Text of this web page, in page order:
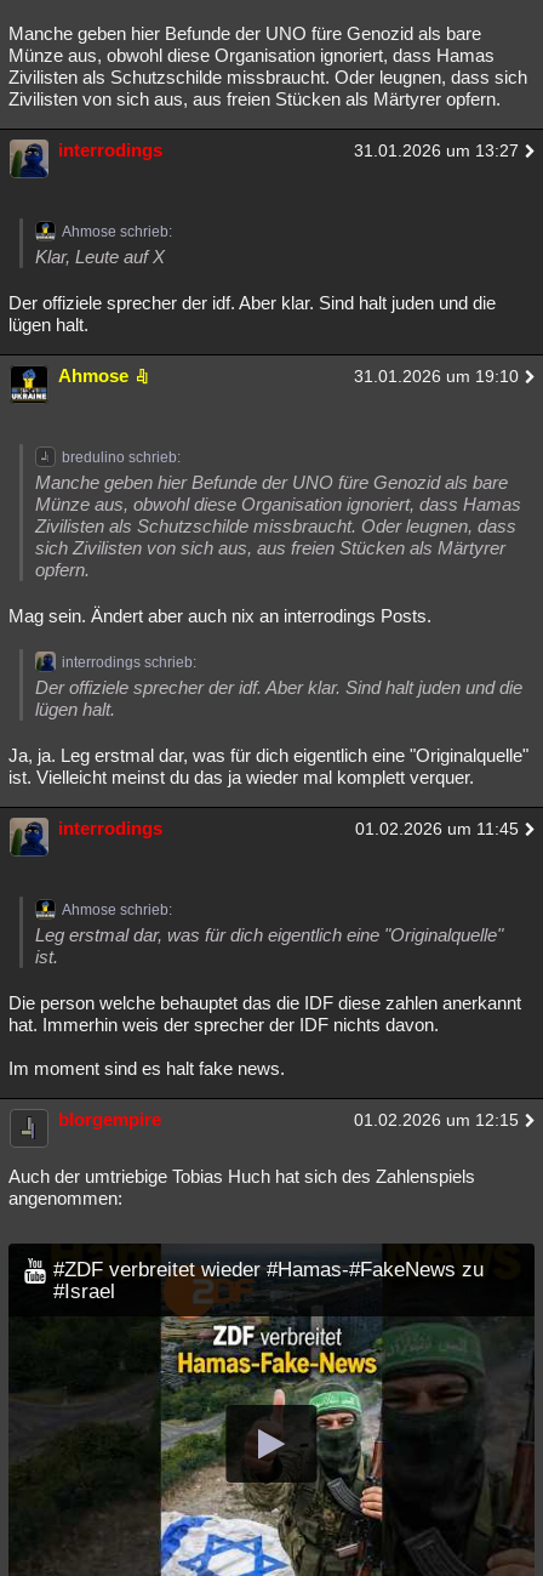
Manche geben hier Befunde der UNO füre Genozid als bare
Münze aus, obwohl diese Organisation ignoriert, dass Hamas
Zivilisten als Schutzschilde missbraucht. Oder leugnen, dass sich
Zivilisten von sich aus, aus freien Stücken als Märtyrer opfern.
interrodings 31.01.2026 um 13:27
Ahmose schrieb:
Klar, Leute auf X
Der offiziele sprecher der idf. Aber klar. Sind halt juden und die
lügen halt.
Ahmose 31.01.2026 um 19:10
bredulino schrieb:
Manche geben hier Befunde der UNO füre Genozid als bare
Münze aus, obwohl diese Organisation ignoriert, dass Hamas
Zivilisten als Schutzschilde missbraucht. Oder leugnen, dass
sich Zivilisten von sich aus, aus freien Stücken als Märtyrer
opfern.
Mag sein. Ändert aber auch nix an interrodings Posts.
interrodings schrieb:
Der offiziele sprecher der idf. Aber klar. Sind halt juden und die
lügen halt.
Ja, ja. Leg erstmal dar, was für dich eigentlich eine "Originalquelle"
ist. Vielleicht meinst du das ja wieder mal komplett verquer.
interrodings 01.02.2026 um 11:45
Ahmose schrieb:
Leg erstmal dar, was für dich eigentlich eine "Originalquelle"
ist.
Die person welche behauptet das die IDF diese zahlen anerkannt
hat. Immerhin weis der sprecher der IDF nichts davon.
Im moment sind es halt fake news.
blorgempire 01.02.2026 um 12:15
Auch der umtriebige Tobias Huch hat sich des Zahlenspiels
angenommen:
#ZDF verbreitet wieder #Hamas-#FakeNews zu
#Israel